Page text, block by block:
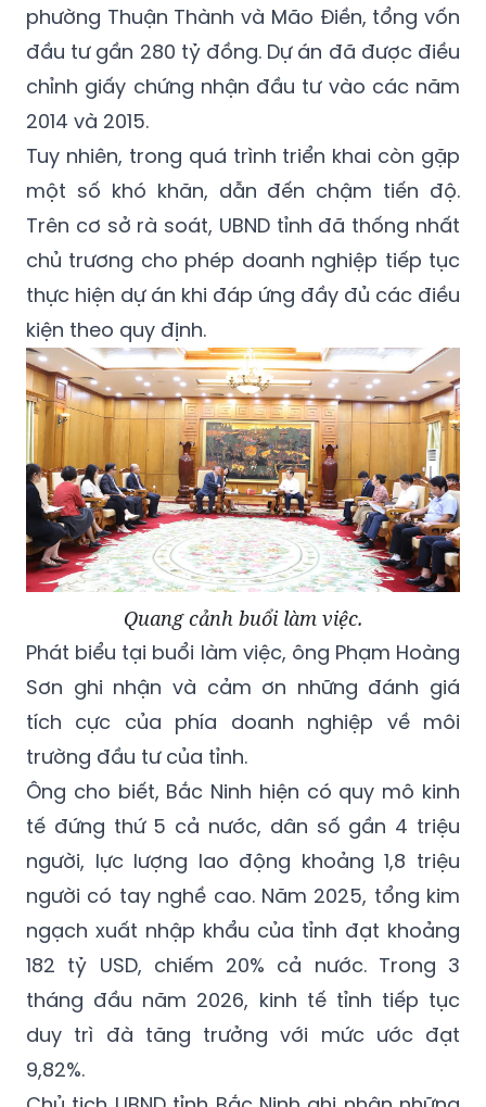
phường Thuận Thành và Mão Điền, tổng vốn
đầu tư gần 280 tỷ đồng. Dự án đã được điều
chỉnh giấy chứng nhận đầu tư vào các năm
2014 và 2015.
Tuy nhiên, trong quá trình triển khai còn gặp
một số khó khăn, dẫn đến chậm tiến độ.
Trên cơ sở rà soát, UBND tỉnh đã thống nhất
chủ trương cho phép doanh nghiệp tiếp tục
thực hiện dự án khi đáp ứng đầy đủ các điều
kiện theo quy định.
Quang cảnh buổi làm việc.
Phát biểu tại buổi làm việc, ông Phạm Hoàng
Sơn ghi nhận và cảm ơn những đánh giá
tích cực của phía doanh nghiệp về môi
trường đầu tư của tỉnh.
Ông cho biết, Bắc Ninh hiện có quy mô kinh
tế đứng thứ 5 cả nước, dân số gần 4 triệu
người, lực lượng lao động khoảng 1,8 triệu
người có tay nghề cao. Năm 2025, tổng kim
ngạch xuất nhập khẩu của tỉnh đạt khoảng
182 tỷ USD, chiếm 20% cả nước. Trong 3
tháng đầu năm 2026, kinh tế tỉnh tiếp tục
duy trì đà tăng trưởng với mức ước đạt
9,82%.